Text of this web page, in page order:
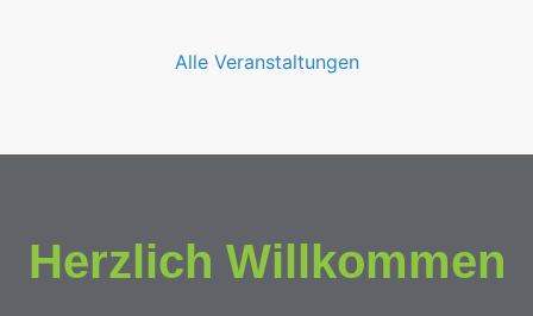
Alle Veranstaltungen
Herzlich Willkommen